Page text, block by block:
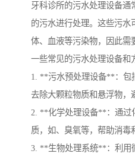
牙科诊所的污水处理设备通
的污水进行处理。这些污水
体、血液等污染物，因此需
一些常见的污水处理设备和
1. **污水预处理设备**：包
去除大颗粒物质和悬浮物，
2. **化学处理设备**：通过
质，如、臭氧等，帮助消毒
3. **生物处理系统**：利用